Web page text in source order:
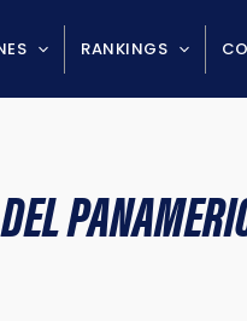
RANKINGS